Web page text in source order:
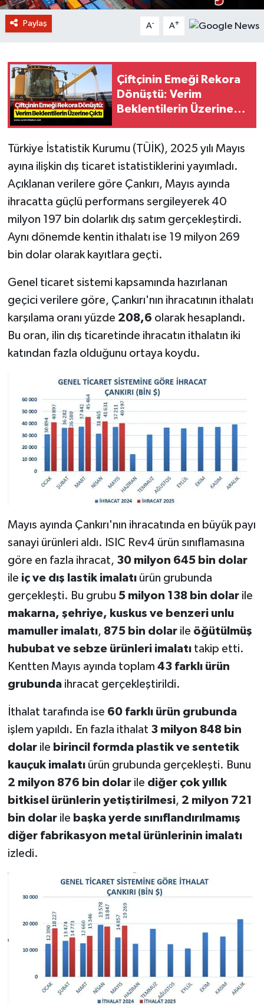
Paylaş A- A+
Çiftçinin Emeği Rekora
Dönüştü: Verim
Beklentilerin Üzerine
Türkiye İstatistik Kurumu (TÜİK), 2025 yılı Mayıs
ayına ilişkin dış ticaret istatistiklerini yayımladı.
Açıklanan verilere göre Çankırı, Mayıs ayında
ihracatta güçlü performans sergileyerek 40
milyon 197 bin dolarlık dış satım gerçekleştirdi.
Aynı dönemde kentin ithalatı ise 19 milyon 269
bin dolar olarak kayıtlara geçti.
Genel ticaret sistemi kapsamında hazırlanan
geçici verilere göre, Çankırı'nın ihracatının ithalatı
karşılama oranı yüzde 208,6 olarak hesaplandı.
Bu oran, ilin dış ticaretinde ihracatın ithalatın iki
katından fazla olduğunu ortaya koydu.
Mayıs ayında Çankırı'nın ihracatında en büyük payı
sanayi ürünleri aldı. ISIC Rev4 ürün sınıflamasına
göre en fazla ihracat, 30 milyon 645 bin dolar
ile iç ve dış lastik imalatıürün grubunda
gerçekleşti. Bu grubu 5 milyon 138 bin dolarile
makarna, şehriye, kuskus ve benzeri unlu
mamuller imalatı, 875 bin dolarile öğütülmüş
hububat ve sebze ürünleri imalatıtakip etti.
Kentten Mayıs ayında toplam 43 farklı ürün
grubundaihracat gerçekleştirildi.
İthalat tarafında ise 60 farklı ürün grubunda
işlem yapıldı. En fazla ithalat 3 milyon 848 bin
dolarile birincil formda plastik ve sentetik
kauçuk imalatıürün grubunda gerçekleşti. Bunu
2 milyon 876 bin dolarile diğer çok yıllık
bitkisel ürünlerin yetiştirilmesi, 2 milyon 721
bin dolarile başka yerde sınıflandırılmamış
diğer fabrikasyon metal ürünlerinin imalatı
izledi.